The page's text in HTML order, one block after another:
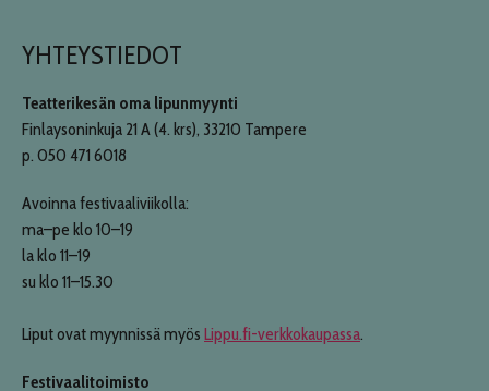
YHTEYSTIEDOT
Teatterikesän oma lipunmyynti
Finlaysoninkuja 21 A (4. krs), 33210 Tampere
p. 050 471 6018
Avoinna festivaaliviikolla:
ma–pe klo 10–19
la klo 11–19
su klo 11–15.30
Liput ovat myynnissä myös Lippu.fi-verkkokaupassa.
Festivaalitoimisto